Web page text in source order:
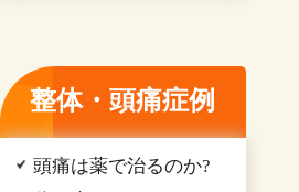
整体・頭痛症例
頭痛は薬で治るのか?